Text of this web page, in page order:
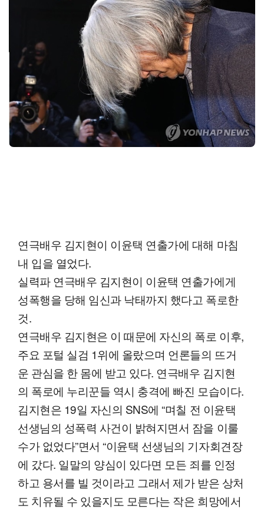
연극배우 김지현이 이윤택 연출가에 대해 마침
내 입을 열었다.
실력파 연극배우 김지현이 이윤택 연출가에게
성폭행을 당해 임신과 낙태까지 했다고 폭로한
것.
연극배우 김지현은 이 때문에 자신의 폭로 이후,
주요 포털 실검 1위에 올랐으며 언론들의 뜨거
운 관심을 한 몸에 받고 있다. 연극배우 김지현
의 폭로에 누리꾼들 역시 충격에 빠진 모습이다.
김지현은 19일 자신의 SNS에 “며칠 전 이윤택
선생님의 성폭력 사건이 밝혀지면서 잠을 이룰
수가 없었다”면서 “이윤택 선생님의 기자회견장
에 갔다. 일말의 양심이 있다면 모든 죄를 인정
하고 용서를 빌 것이라고 그래서 제가 받은 상처
도 치유될 수 있을지도 모른다는 작은 희망에서